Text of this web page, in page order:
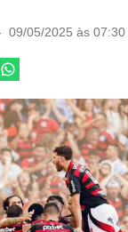
P
s
t
d
o
n
09/05/2025 às 07:30